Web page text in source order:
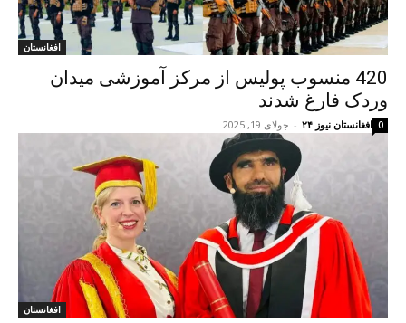
افغانستان
420 منسوب پولیس از مرکز آموزشی میدان
وردک فارغ شدند
افغانستان نیوز ۲۴ - جولای 19, 2025 0
افغانستان